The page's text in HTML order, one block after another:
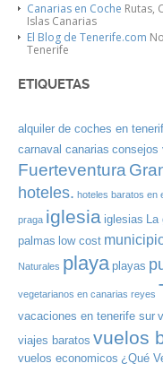
Canarias en Coche Rutas,
Islas Canarias
El Blog de Tenerife.com
Tenerife
ETIQUETAS
alquiler de coches en
carnaval canarias consejos
Fuerteventura
hoteles. hoteles baratos en
praga iglesia iglesias La
palmas low cost
Naturales playa playas
vegetarianos en canarias reyes
vacaciones en tenerife sur
viajes baratos vuelos
vuelos economicos ¿Qué